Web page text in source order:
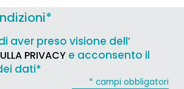
*
aver preso visione dell’
PRIVACY e acconsento il
dati*
* campi obbligatori